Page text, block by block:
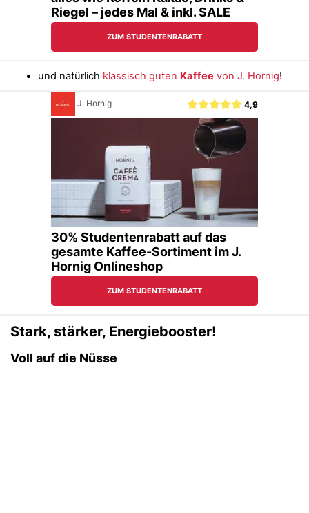
und natürlich klassisch guten Kaffee von J. Hornig!
Stark, stärker, Energiebooster!
Voll auf die Nüsse